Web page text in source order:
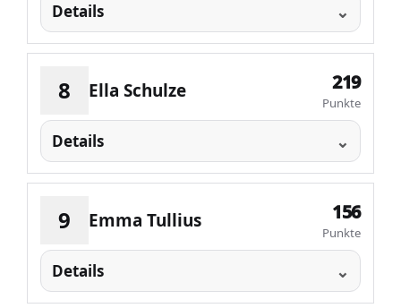
Details
8 Ella Schulze 219
Punkte
Details
9 Emma Tullius 156
Punkte
Details